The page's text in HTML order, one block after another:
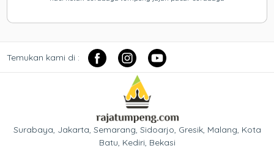
Temukan kami di :
Surabaya, Jakarta, Semarang, Sidoarjo, Gresik, Malang, Kota
Batu, Kediri, Bekasi